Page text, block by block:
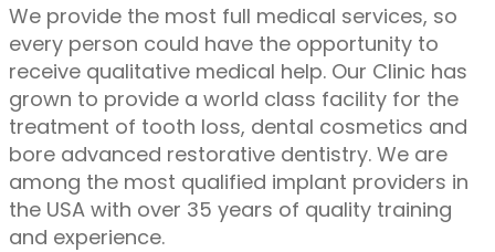
We provide the most full medical services, so
every person could have the opportunity to
receive qualitative medical help. Our Clinic has
grown to provide a world class facility for the
treatment of tooth loss, dental cosmetics and
bore advanced restorative dentistry. We are
among the most qualified implant providers in
the USA with over 35 years of quality training
and experience.